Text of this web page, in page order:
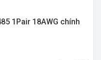
1Pair 18AWG chính